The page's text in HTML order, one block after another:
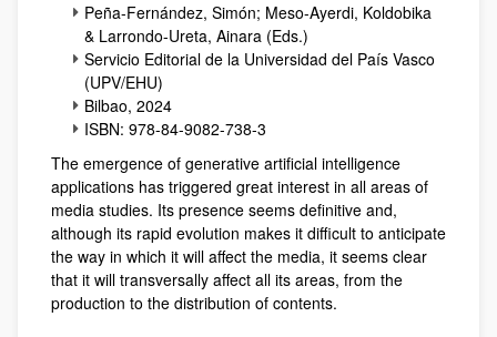
Peña-Fernández, Simón; Meso-Ayerdi, Koldobika
& Larrondo-Ureta, Ainara (Eds.)
Servicio Editorial de la Universidad del País Vasco
(UPV/EHU)
Bilbao, 2024
ISBN: 978-84-9082-738-3
The emergence of generative artificial intelligence
applications has triggered great interest in all areas of
media studies. Its presence seems definitive and,
although its rapid evolution makes it difficult to anticipate
the way in which it will affect the media, it seems clear
that it will transversally affect all its areas, from the
production to the distribution of contents.